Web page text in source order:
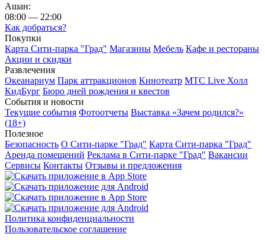
Ашан:
08:00 — 22:00
Как добраться?
Покупки
Карта Сити-парка "Град" Магазины Мебель Кафе и рестораны
Акции и скидки
Развлечения
Океанариум Парк аттракционов Кинотеатр МТС Live Холл
КидБург Бюро дней рождения и квестов
События и новости
Текущие события Фотоотчеты Выставка «Зачем родился?»
(18+)
Полезное
Безопасность О Сити-парке "Град" Карта Сити-парка "Град"
Аренда помещений Реклама в Сити-парке "Град" Вакансии
Сервисы Контакты Отзывы и предложения
Политика конфиденциальности
Пользовательское соглашение